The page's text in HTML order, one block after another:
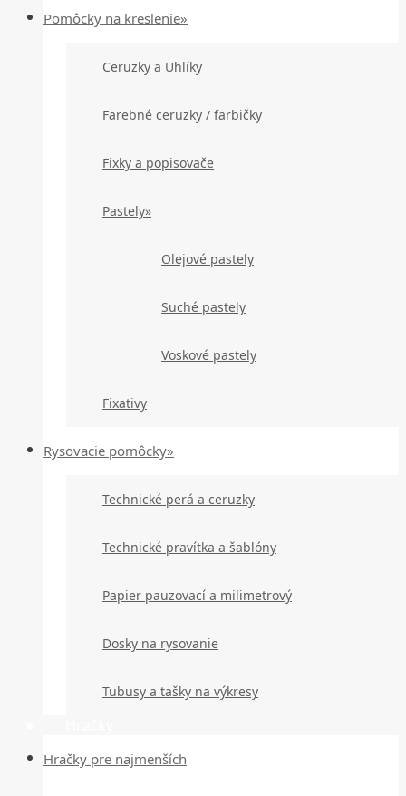
Pomôcky na kreslenie»
Ceruzky a Uhlíky
Farebné ceruzky / farbičky
Fixky a popisovače
Pastely»
Olejové pastely
Suché pastely
Voskové pastely
Fixativy
Rysovacie pomôcky»
Technické perá a ceruzky
Technické pravítka a šablóny
Papier pauzovací a milimetrový
Dosky na rysovanie
Tubusy a tašky na výkresy
Hračky pre najmenších